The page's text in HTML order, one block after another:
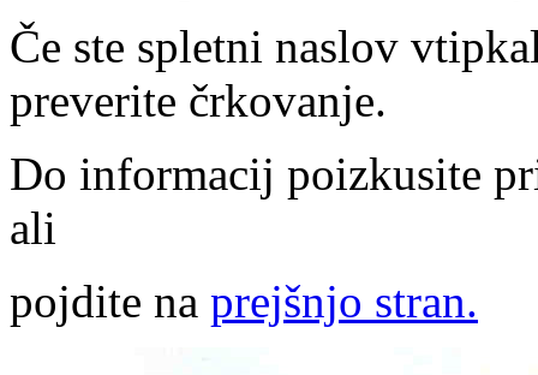
Če ste spletni naslov
preverite črkovanje.
Do informacij poizkusite
ali
pojdite na prejšnjo stran.